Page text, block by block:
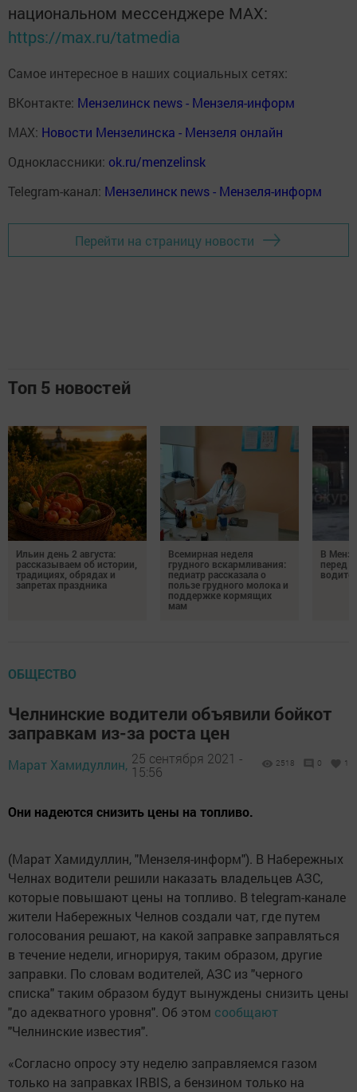
национальном мессенджере MАХ:
https://max.ru/tatmedia
Самое интересное в наших социальных сетях:
ВКонтакте: Мензелинск news - Мензеля-информ
MAX: Новости Мензелинска - Мензеля онлайн
Одноклассники: ok.ru/menzelinsk
Telegram-канал: Мензелинск news - Мензеля-информ
Перейти на страницу новости
Топ 5 новостей
Ильин день 2 августа:
рассказываем об истории,
традициях, обрядах и
запретах праздника
Всемирная неделя
грудного вскармливания:
педиатр рассказала о
пользе грудного молока и
поддержке кормящих
мам
В
перед
ОБЩЕСТВО
Челнинские водители объявили бойкот
заправкам из-за роста цен
Марат Хамидуллин, 25 сентября 2021 -
15:56
2518 0 1
Они надеются снизить цены на топливо.
(Марат Хамидуллин, "Мензеля-информ"). В Набережных
Челнах водители решили наказать владельцев АЗС,
которые повышают цены на топливо. В telegram-канале
жители Набережных Челнов создали чат, где путем
голосования решают, на какой заправке заправляться
в течение недели, игнорируя, таким образом, другие
заправки. По словам водителей, АЗС из "черного
списка" таким образом будут вынуждены снизить цены
"до адекватного уровня". Об этом сообщают
"Челнинские известия".
«Согласно опросу эту неделю заправляемся газом
только на заправках IRBIS, а бензином только на